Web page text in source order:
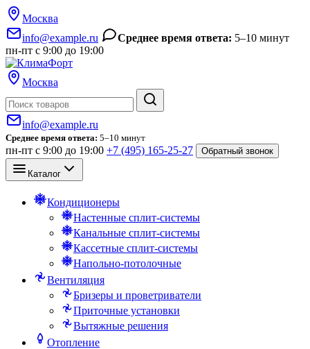
Москва
info@example.ru
Среднее время ответа: 5–10 минут
пн-пт с 9:00 до 19:00
Москва
info@example.ru
Среднее время ответа: 5–10 минут
пн-пт с 9:00 до 19:00 +7 (495) 165-25-27 Обратный звонок
Каталог
Кондиционеры
Настенные сплит-системы
Канальные сплит-системы
Кассетные сплит-системы
Напольно-потолочные
Вентиляция
Бризеры и проветриватели
Приточные установки
Вытяжные решения
Отопление